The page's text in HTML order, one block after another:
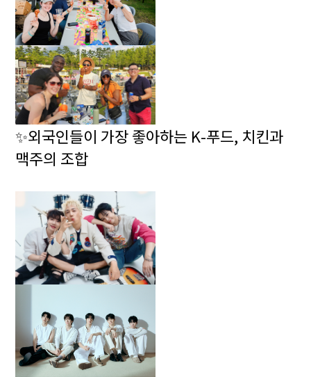
✨외국인들이 가장 좋아하는 K-푸드, 치킨과
맥주의 조합